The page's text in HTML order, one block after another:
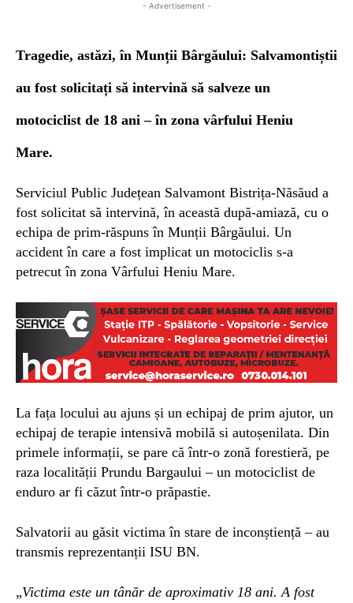
- Advertisement -
Tragedie, astăzi, în Munții Bârgăului: Salvamontiștii
au fost solicitați să intervină să salveze un
motociclist de 18 ani – în zona vârfului Heniu
Mare.
Serviciul Public Județean Salvamont Bistrița-Năsăud a
fost solicitat să intervină, în această după-amiază, cu o
echipa de prim-răspuns în Munții Bârgăului. Un
accident în care a fost implicat un motociclis s-a
petrecut în zona Vârfului Heniu Mare.
La fața locului au ajuns și un echipaj de prim ajutor, un
echipaj de terapie intensivă mobilă si autoșenilata. Din
primele informații, se pare că într-o zonă forestieră, pe
raza localității Prundu Bargaului – un motociclist de
enduro ar fi căzut într-o prăpastie.
Salvatorii au găsit victima în stare de inconștiență – au
transmis reprezentanții ISU BN.
„Victima este un tânăr de aproximativ 18 ani. A fost